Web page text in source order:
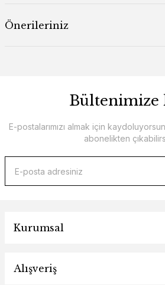
Önerileriniz
Bültenimize
E-postalarımızı almak için
abonelikten
Kurumsal
Alışveriş